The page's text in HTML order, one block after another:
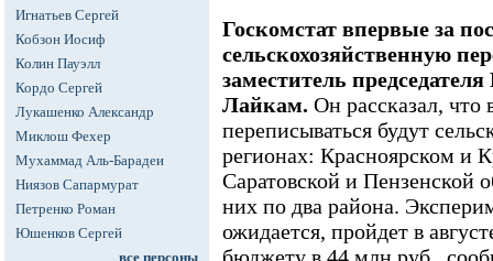
Игнатьев Сергей
Кобзон Иосиф
Колин Пауэлл
Кордо Сергей
Лукашенко Александр
Миклош Фехер
Мухаммад Аль-Барадеи
Ниязов Сапармурат
Петренко Роман
Юшенков Сергей
все персоны
Госкомстат впервые за
сельскохозяйственную
заместитель
Лайкам. Он рассказал, что
переписываться будут
регионах: Красноярском и
Саратовской и Пензенской
них по два района.
ожидается, пройдет в